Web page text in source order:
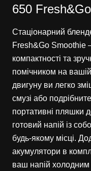
650
Стаціонарний
Fresh&Go Smoothie
компактності та
помічником на
двигуну ви легко
смузі або
портативні пляшки
готовий напій із
будь-якому місці.
акумулятори в
ваш напій холодним